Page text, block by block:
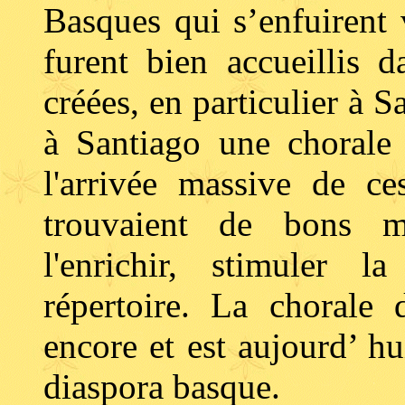
Basques qui
furent bien accueillis
créées, en particulier à
à Santiago une
l'arrivée massive de
trouvaient de bons
l'enrichir, stimuler
répertoire. La chorale
encore et est aujourd’
diaspora basque.